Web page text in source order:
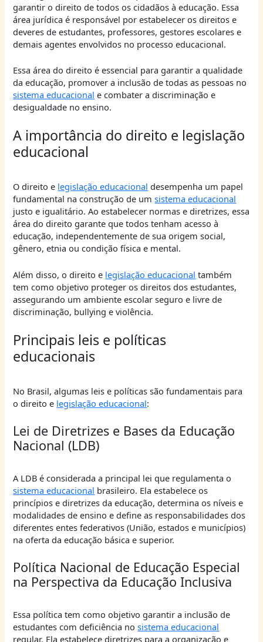
garantir o direito de todos os cidadãos à educação. Essa
área jurídica é responsável por estabelecer os direitos e
deveres de estudantes, professores, gestores escolares e
demais agentes envolvidos no processo educacional.
Essa área do direito é essencial para garantir a qualidade
da educação, promover a inclusão de todas as pessoas no
sistema educacional e combater a discriminação e
desigualdade no ensino.
A importância do direito e legislação
educacional
O direito e legislação educacional desempenha um papel
fundamental na construção de umsistema educacional
justo e igualitário. Ao estabelecer normas e diretrizes, essa
área do direito garante que todos tenham acesso à
educação, independentemente de sua origem social,
gênero, etnia ou condição física e mental.
Além disso, o direito e legislação educacional também
tem como objetivo proteger os direitos dos estudantes,
assegurando um ambiente escolar seguro e livre de
discriminação, bullying e violência.
Principais leis e políticas
educacionais
No Brasil, algumas leis e políticas são fundamentais para
o direito e legislação educacional:
Lei de Diretrizes e Bases da Educação
Nacional (LDB)
A LDB é considerada a principal lei que regulamenta o
sistema educacional brasileiro. Ela estabelece os
princípios e diretrizes da educação, determina os níveis e
modalidades de ensino e define as responsabilidades dos
diferentes entes federativos (União, estados e municípios)
na oferta da educação básica e superior.
Política Nacional de Educação Especial
na Perspectiva da Educação Inclusiva
Essa política tem como objetivo garantir a inclusão de
estudantes com deficiência nosistema educacional
regular. Ela estabelece diretrizes para a organização e